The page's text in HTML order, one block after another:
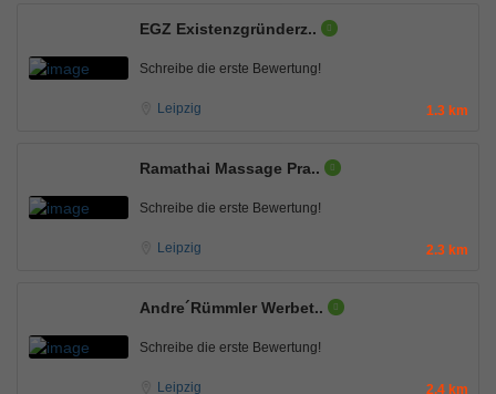
EGZ Existenzgründerz..
Schreibe die erste Bewertung!
Leipzig 1.3 km
Ramathai Massage Pra..
Schreibe die erste Bewertung!
Leipzig 2.3 km
Andre´Rümmler Werbet..
Schreibe die erste Bewertung!
Leipzig 2.4 km